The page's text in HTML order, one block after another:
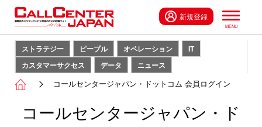
新規登録
ストラテジー ピープル オペレーション
IT
カスタマーサクセス
データ ニュース
コールセンタージャパン・ドットコム 会員ログイン
コールセンタージャパン・ド